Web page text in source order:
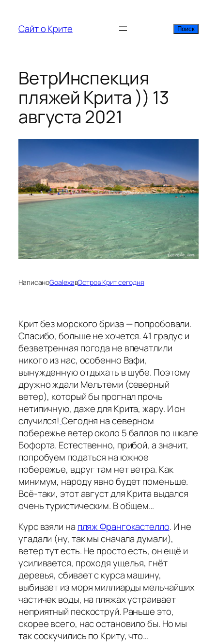
содержимому
Сайт о Крите Поиск
Поиск
ВетрИнспекция
пляжей Крита )) 13
августа 2021
НаписаноGoalexaвОстров Крит сегодня
Крит без морского бриза — попробовали.
Спасибо, больше не хочется. 41 градус и
безветренная погода не впечатлили
никого из нас, особенно Вафи,
вынужденную отдыхать в шубе. Поэтому
дружно ждали Мельтеми (северный
ветер), который бы прогнал прочь
нетипичную, даже для Крита, жару. И он
случился! Сегодня на северном
побережье ветер около 5 баллов по шкале
Бофорта. Естественно, прибой, а значит,
попробуем податься на южное
побережье, вдруг там нет ветра. Как
минимум, народу явно будет поменьше.
Всё-таки, этот август для Крита выдался
очень туристическим. В общем…
Курс взяли на пляж Франгокастелло. И не
угадали (ну, так мы сначала думали),
ветер тут есть. Не просто есть, он ещё и
усиливается, проходя ущелья, гнёт
деревья, сбивает с курса машину,
выбивает из моря миллиарды мельчайших
частичек воды, на пляжах устраивает
неприятный пескоструй. Раньше это,
скорее всего, нас остановило бы. Но мы
так соскучились по Криту, что…